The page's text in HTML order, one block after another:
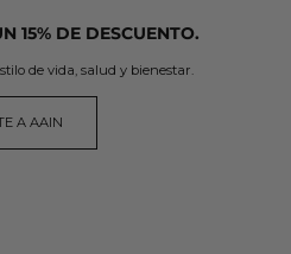
15% DE DESCUENTO.
de vida, salud y bienestar.
A AAIN